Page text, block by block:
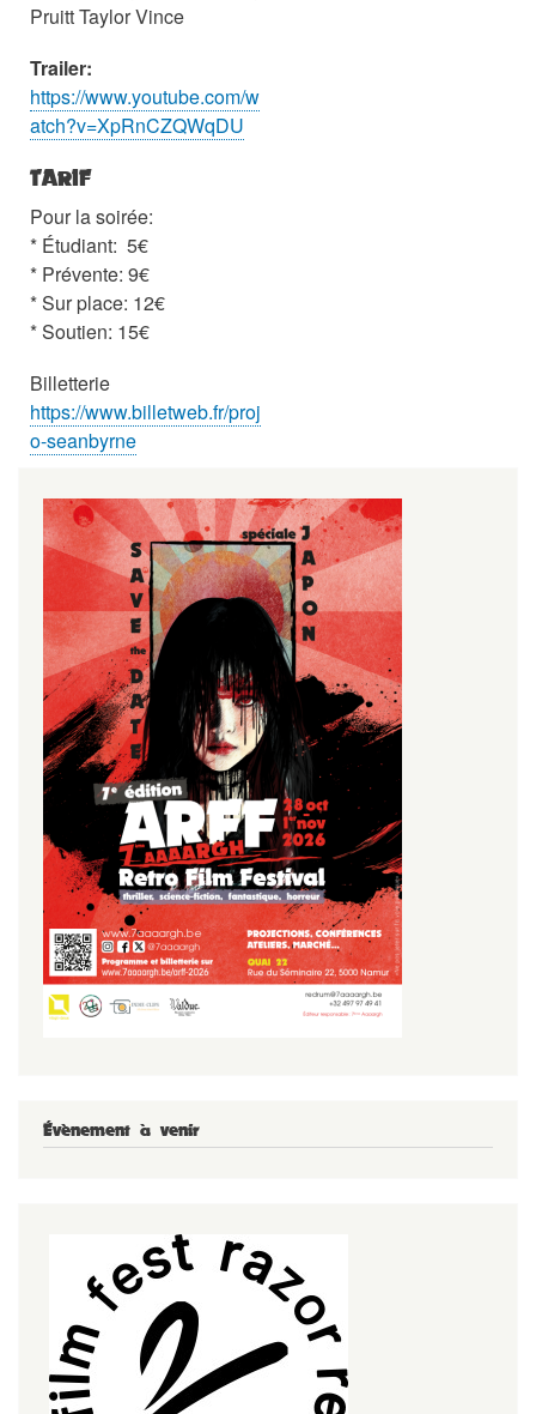
Pruitt Taylor Vince
Trailer:
https://www.youtube.com/w
atch?v=XpRnCZQWqDU
TARIF
Pour la soirée:
* Étudiant: 5€
* Prévente: 9€
* Sur place: 12€
* Soutien: 15€
Billetterie
https://www.billetweb.fr/proj
o-seanbyrne
Évènement à venir